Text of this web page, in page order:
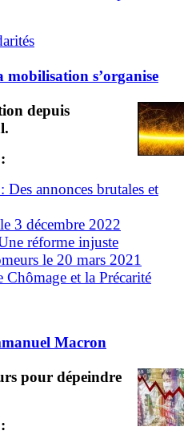
mobilisation s’organise
depuis
annonces brutales et
3 décembre 2022
réforme injuste
le 20 mars 2021
et la Précarité
Macron
pour dépeindre